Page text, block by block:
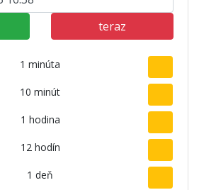
teraz
1 minúta
10 minút
1 hodina
12 hodín
1 deň